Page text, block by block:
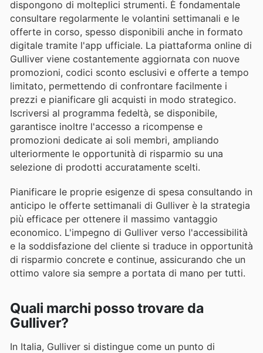
dispongono di molteplici strumenti. È fondamentale
consultare regolarmente le volantini settimanali e le
offerte in corso, spesso disponibili anche in formato
digitale tramite l'app ufficiale. La piattaforma online di
Gulliver viene costantemente aggiornata con nuove
promozioni, codici sconto esclusivi e offerte a tempo
limitato, permettendo di confrontare facilmente i
prezzi e pianificare gli acquisti in modo strategico.
Iscriversi al programma fedeltà, se disponibile,
garantisce inoltre l'accesso a ricompense e
promozioni dedicate ai soli membri, ampliando
ulteriormente le opportunità di risparmio su una
selezione di prodotti accuratamente scelti.
Pianificare le proprie esigenze di spesa consultando in
anticipo le offerte settimanali di Gulliver è la strategia
più efficace per ottenere il massimo vantaggio
economico. L'impegno di Gulliver verso l'accessibilità
e la soddisfazione del cliente si traduce in opportunità
di risparmio concrete e continue, assicurando che un
ottimo valore sia sempre a portata di mano per tutti.
Quali marchi posso trovare da
Gulliver?
In Italia, Gulliver si distingue come un punto di